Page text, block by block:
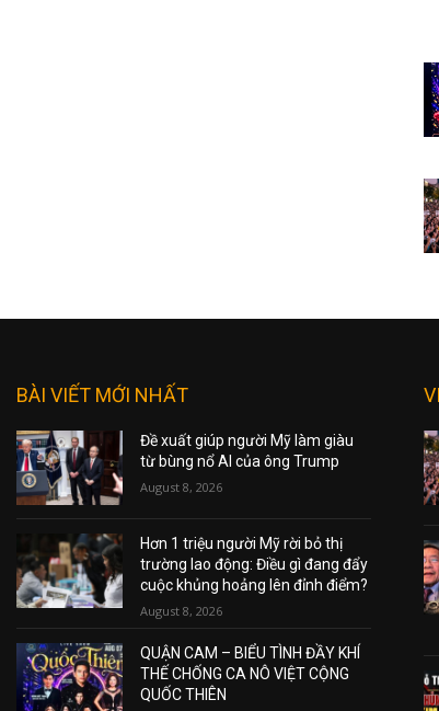
BÀI VIẾT MỚI NHẤT
Đề xuất giúp người Mỹ làm giàu
từ bùng nổ AI của ông Trump
August 8, 2026
Hơn 1 triệu người Mỹ rời bỏ thị
trường lao động: Điều gì đang đẩy
cuộc khủng hoảng lên đỉnh điểm?
August 8, 2026
QUẬN CAM – BIỂU TÌNH ĐẦY KHÍ
THẾ CHỐNG CA NÔ VIỆT CỘNG
QUỐC THIÊN